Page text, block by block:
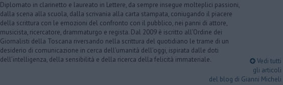
Diplomato in clarinetto e laureato in Lettere, da sempre insegue molteplici passioni,
dalla scena alla scuola, dalla scrivania alla carta stampata, coniugando il piacere
della scrittura con le emozioni del confronto con il pubblico, nei panni di attore,
musicista, ricercatore, drammaturgo e regista. Dal 2009 è iscritto all’Ordine dei
Giornalisti della Toscana riversando nella scrittura del quotidiano le trame di un
desiderio di comunicazione in cerca dell’umanità dell’oggi, ispirata dalle doti
dell’intelligenza, della sensibilità e della ricerca della felicità immateriale.
Vedi tutti
gli articoli
del blog di Gianni Micheli